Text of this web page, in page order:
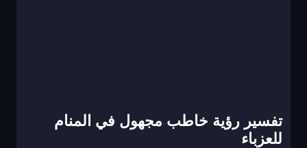
تفسير رؤية خاطب مجهول في المنام
للعزباء